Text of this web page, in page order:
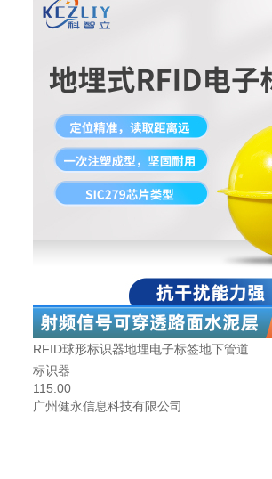
RFID球形标识器地埋电子标签地下管道
标识器
115.00
广州健永信息科技有限公司